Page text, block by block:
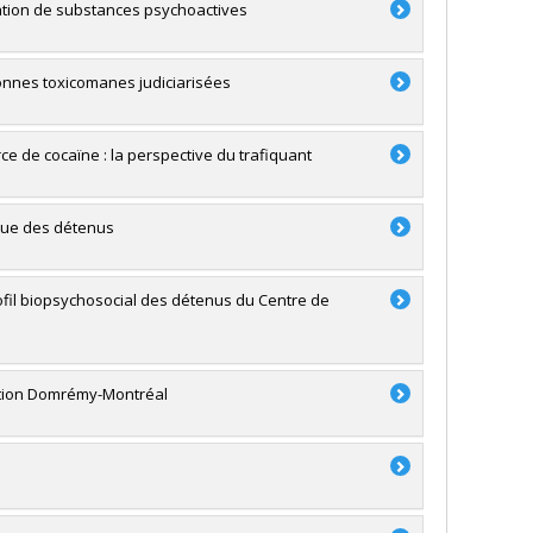
de substances psychoactives
toxicomanes judiciarisées
de cocaïne : la perspective du trafiquant
des détenus
biopsychosocial des détenus du Centre de
Domrémy-Montréal